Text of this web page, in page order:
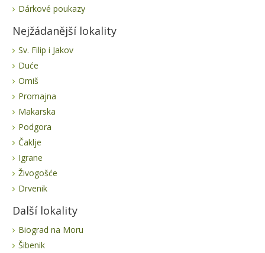
Dárkové poukazy
Nejžádanější lokality
Sv. Filip i Jakov
Duće
Omiš
Promajna
Makarska
Podgora
Čaklje
Igrane
Živogošće
Drvenik
Další lokality
Biograd na Moru
Šibenik